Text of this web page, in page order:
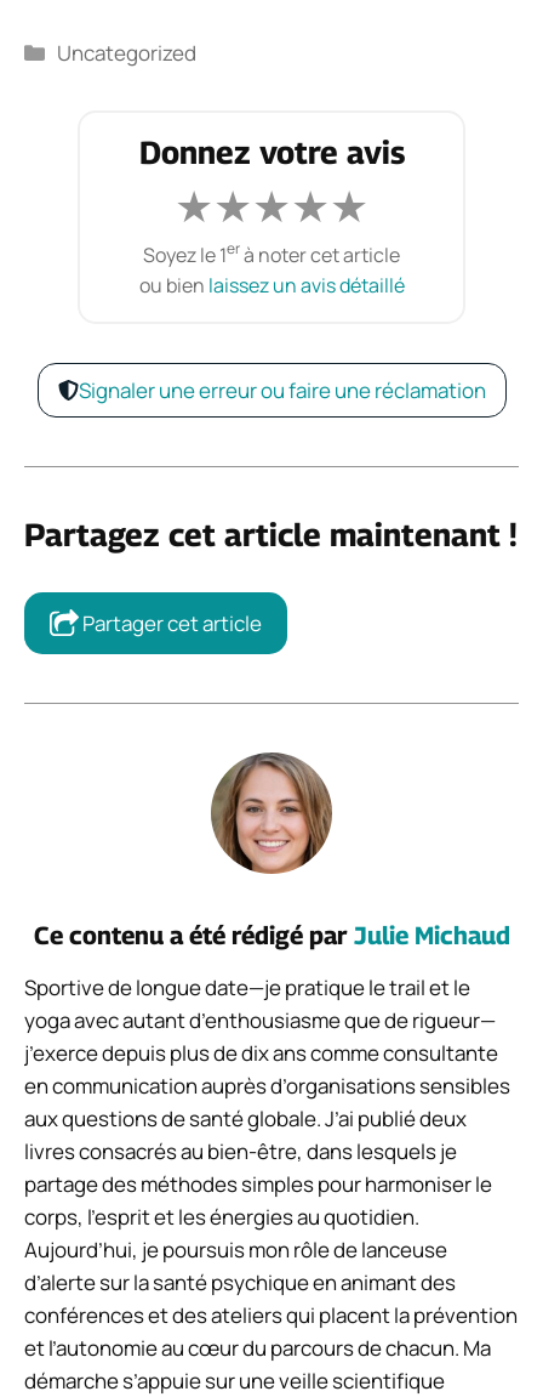
Catégories
Uncategorized
Donnez votre avis
★★★★★
Soyez le 1erà noter cet article
ou bien laissez un avis détaillé
Signaler une erreur ou faire une réclamation
Partagez cet article maintenant !
Partager cet article
Ce contenu a été rédigé par Julie Michaud
Sportive de longue date—je pratique le trail et le
yoga avec autant d’enthousiasme que de rigueur—
j’exerce depuis plus de dix ans comme consultante
en communication auprès d’organisations sensibles
aux questions de santé globale. J’ai publié deux
livres consacrés au bien-être, dans lesquels je
partage des méthodes simples pour harmoniser le
corps, l’esprit et les énergies au quotidien.
Aujourd’hui, je poursuis mon rôle de lanceuse
d’alerte sur la santé psychique en animant des
conférences et des ateliers qui placent la prévention
et l’autonomie au cœur du parcours de chacun. Ma
démarche s’appuie sur une veille scientifique